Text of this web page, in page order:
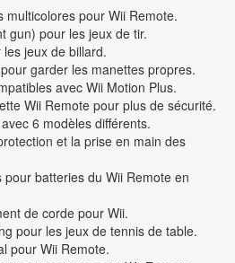
multicolores pour Wii Remote.
gun) pour les jeux de tir.
jeux de billard.
garder les manettes propres.
avec Wii Motion Plus.
Wii Remote pour plus de sécurité.
6 modèles différents.
et la prise en main des
batteries du Wii Remote en
de corde pour Wii.
pour les jeux de tennis de table.
pour Wii Remote.